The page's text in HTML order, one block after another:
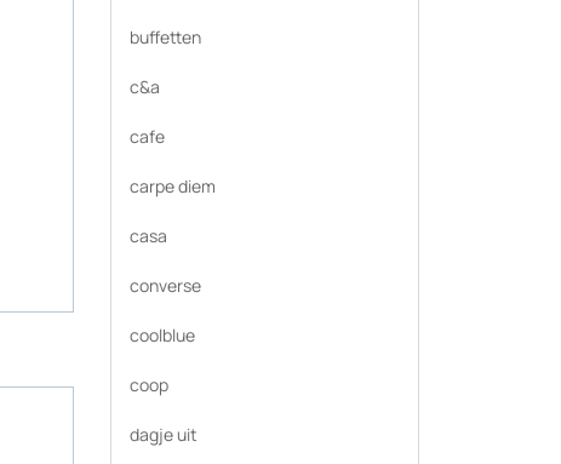
buffetten
c&a
cafe
carpe diem
casa
converse
coolblue
coop
dagje uit